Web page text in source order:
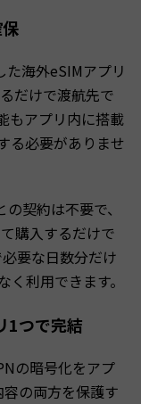
た海外eSIMアプリ
だけで渡航先で
もアプリ内に搭載
る必要がありませ
契約は不要で、
購入するだけで
要な日数分だけ
利用できます。
1つで完結
の暗号化をアプ
の両方を保護す